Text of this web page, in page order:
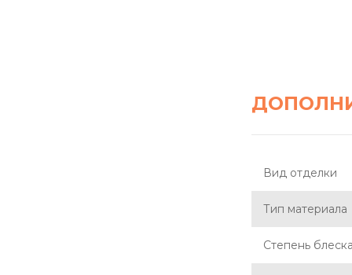
Вид отделки
Тип материала
Степень